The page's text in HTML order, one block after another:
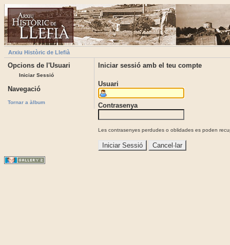
Arxiu Històric de Llefià
Opcions de l'Usuari
Iniciar Sessió
Navegació
Tornar a àlbum
Iniciar sessió amb el teu compte
Usuari
Contrasenya
Les contrasenyes perdudes o oblidades es poden